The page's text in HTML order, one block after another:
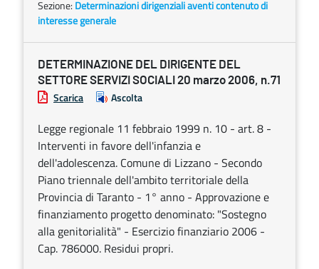
Sezione: Determinazioni dirigenziali aventi contenuto di
interesse generale
DETERMINAZIONE DEL DIRIGENTE DEL
SETTORE SERVIZI SOCIALI 20 marzo 2006, n.71
Scarica Ascolta
Legge regionale 11 febbraio 1999 n. 10 - art. 8 -
Interventi in favore dell'infanzia e
dell'adolescenza. Comune di Lizzano - Secondo
Piano triennale dell'ambito territoriale della
Provincia di Taranto - 1° anno - Approvazione e
finanziamento progetto denominato: "Sostegno
alla genitorialità" - Esercizio finanziario 2006 -
Cap. 786000. Residui propri.